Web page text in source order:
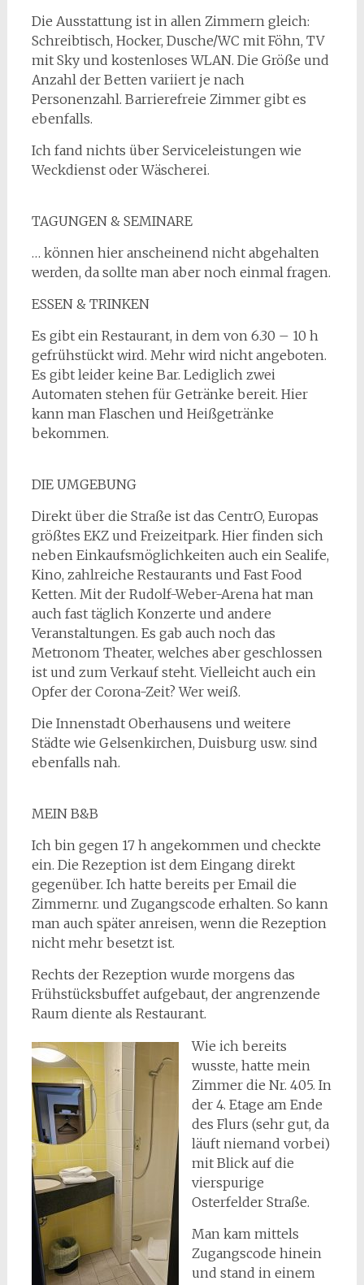
Die Ausstattung ist in allen Zimmern gleich:
Schreibtisch, Hocker, Dusche/WC mit Föhn, TV
mit Sky und kostenloses WLAN. Die Größe und
Anzahl der Betten variiert je nach
Personenzahl. Barrierefreie Zimmer gibt es
ebenfalls.
Ich fand nichts über Serviceleistungen wie
Weckdienst oder Wäscherei.
TAGUNGEN & SEMINARE
… können hier anscheinend nicht abgehalten
werden, da sollte man aber noch einmal fragen.
ESSEN & TRINKEN
Es gibt ein Restaurant, in dem von 6.30 – 10 h
gefrühstückt wird. Mehr wird nicht angeboten.
Es gibt leider keine Bar. Lediglich zwei
Automaten stehen für Getränke bereit. Hier
kann man Flaschen und Heißgetränke
bekommen.
DIE UMGEBUNG
Direkt über die Straße ist das CentrO, Europas
größtes EKZ und Freizeitpark. Hier finden sich
neben Einkaufsmöglichkeiten auch ein Sealife,
Kino, zahlreiche Restaurants und Fast Food
Ketten. Mit der Rudolf-Weber-Arena hat man
auch fast täglich Konzerte und andere
Veranstaltungen. Es gab auch noch das
Metronom Theater, welches aber geschlossen
ist und zum Verkauf steht. Vielleicht auch ein
Opfer der Corona-Zeit? Wer weiß.
Die Innenstadt Oberhausens und weitere
Städte wie Gelsenkirchen, Duisburg usw. sind
ebenfalls nah.
MEIN B&B
Ich bin gegen 17 h angekommen und checkte
ein. Die Rezeption ist dem Eingang direkt
gegenüber. Ich hatte bereits per Email die
Zimmernr. und Zugangscode erhalten. So kann
man auch später anreisen, wenn die Rezeption
nicht mehr besetzt ist.
Rechts der Rezeption wurde morgens das
Frühstücksbuffet aufgebaut, der angrenzende
Raum diente als Restaurant.
Wie ich bereits
wusste, hatte mein
Zimmer die Nr. 405. In
der 4. Etage am Ende
des Flurs (sehr gut, da
läuft niemand vorbei)
mit Blick auf die
vierspurige
Osterfelder Straße.
Man kam mittels
Zugangscode hinein
und stand in einem